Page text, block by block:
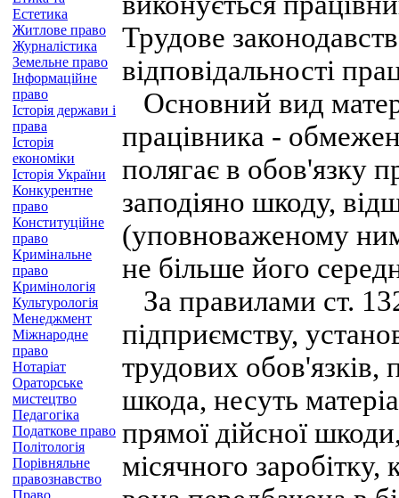
Естетика
Житлове право
Журналістика
Земельне право
Інформаційне
право
Історія держави і
права
Історія
економіки
Історія України
Конкурентне
право
Конституційне
право
Кримінальне
право
Кримінологія
Культурологія
Менеджмент
Міжнародне
право
Нотаріат
Ораторське
мистецтво
Педагогіка
Податкове право
Політологія
Порівняльне
правознавство
Право
Трудове
відповідальності
Основний вид
працівника -
полягає в обов'язку
заподіяно шкоду,
(уповноваженому
не більше його
За правилами ст.
підприємству,
трудових обов'язків,
шкода, несуть
прямої дійсної
місячного заробітку,